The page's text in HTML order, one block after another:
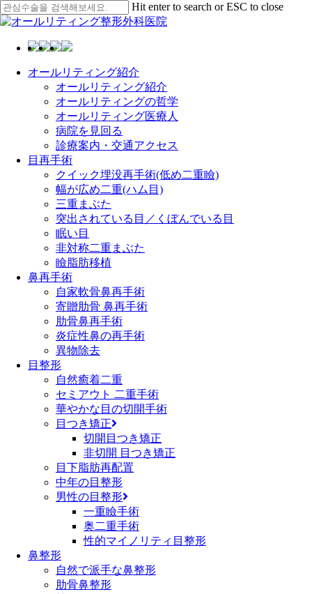
Skip
to
main
content
Hit enter to search or ESC to close
Close
Menu
オールリティング紹介
オールリティング紹介
オールリティングの哲学
オールリティング医療人
病院を見回る
診療案内・交通アクセス
目再手術
クイック埋没再手術(低め二重瞼)
幅が広め二重(ハム目)
三重まぶた
突出されている目／くぼんでいる目
眠い目
非対称二重まぶた
瞼脂肪移植
鼻再手術
自家軟骨鼻再手術
寄贈肋骨 鼻再手術
肋骨鼻再手術
炎症性鼻の再手術
異物除去
目整形
自然癒着二重
セミアウト 二重手術
華やかな目の切開手術
目つき矯正
切開目つき矯正
非切開 目つき矯正
目下脂肪再配置
中年の目整形
男性の目整形
一重瞼手術
奥二重手術
性的マイノリティ目整形
鼻整形
自然で派手な鼻整形
肋骨鼻整形